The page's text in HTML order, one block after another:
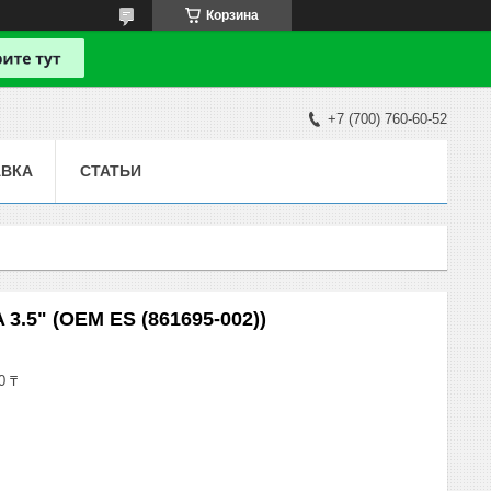
Корзина
+7 (700) 760-60-52
СТАТЬИ
(OEM ES (861695-002))
₸